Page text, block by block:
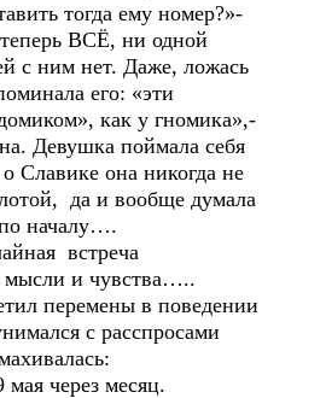
тогда ему номер?»-
ВСЁ, ни одной
с ним нет. Даже, ложась
его: «эти
как у гномика»,-
Девушка поймала себя
Славике она никогда не
да и вообще думала
началу….
встреча
мысли и чувства…..
перемены в поведении
с расспросами
через месяц.